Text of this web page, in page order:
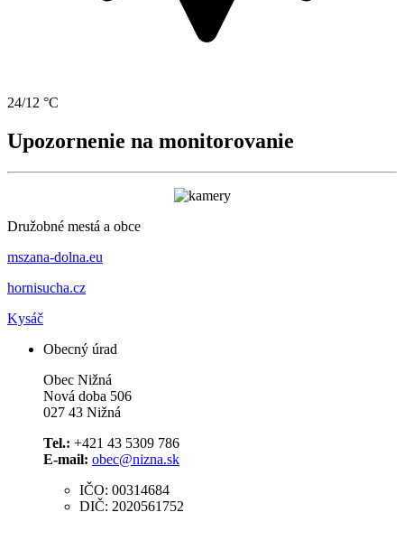
24/12 °C
Upozornenie na monitorovanie
Družobné mestá a obce
mszana-dolna.eu
hornisucha.cz
Kysáč
Obecný úrad
Obec Nižná
Nová doba 506
027 43 Nižná
Tel.: +421 43 5309 786
E-mail: obec@nizna.sk
IČO: 00314684
DIČ: 2020561752